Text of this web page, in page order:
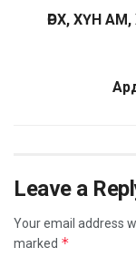
ӨРХ, ХҮН
Leave a
Your email address
marked *